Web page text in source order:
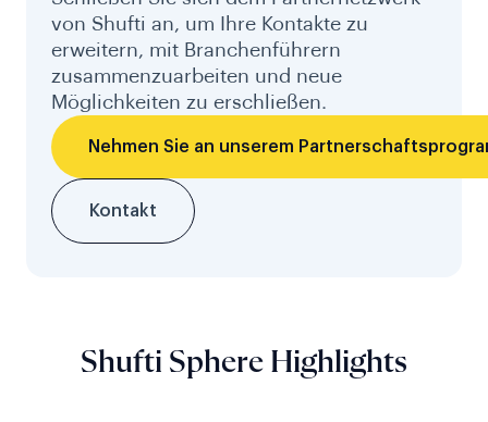
von Shufti an, um Ihre Kontakte zu
erweitern, mit Branchenführern
zusammenzuarbeiten und neue
Möglichkeiten zu erschließen.
Nehmen Sie an unserem
Kontakt
Shufti Sphere Highlights